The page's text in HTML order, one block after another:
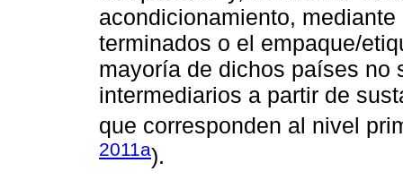
acondicionamiento,
terminados o el empaque/
mayoría de dichos países no
intermediarios a partir de
que corresponden al nivel
2011a).